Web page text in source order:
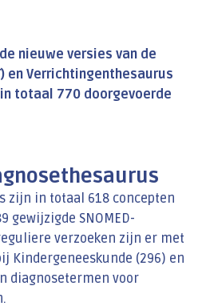
nieuwe versies van de
en Verrichtingenthesaurus
totaal 770 doorgevoerde
zijn in totaal 618 concepten
gewijzigde SNOMED-
verzoeken zijn er met
Kindergeneeskunde (296) en
diagnosetermen voor